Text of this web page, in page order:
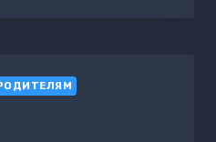
РОДИТЕЛЯМ